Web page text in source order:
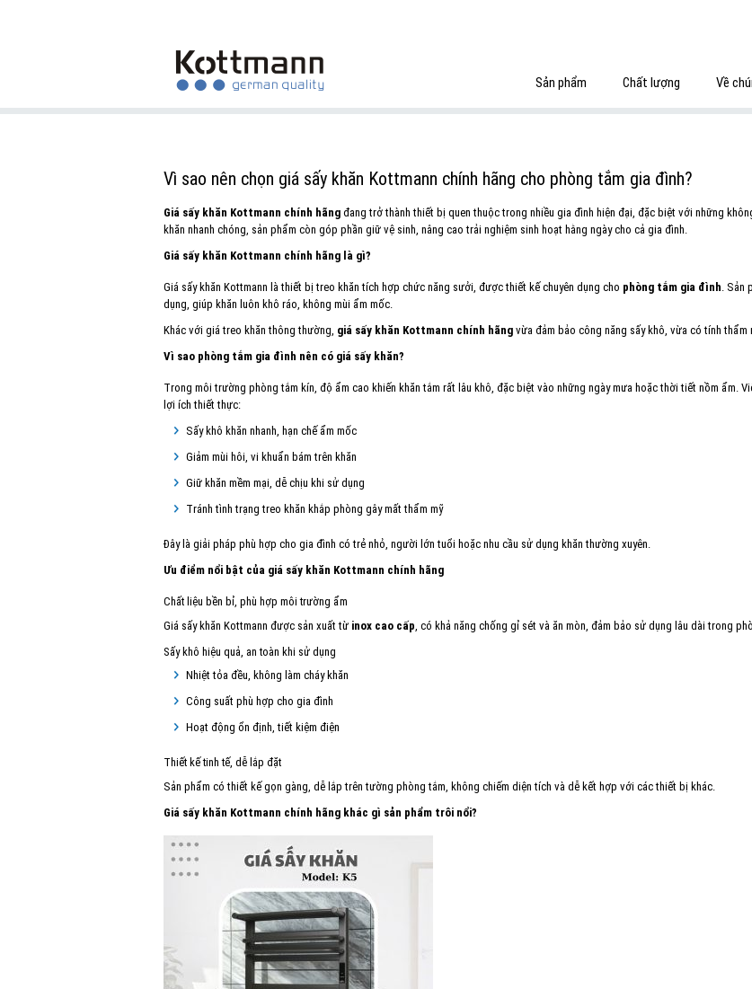
Sản phẩm Chất lượng Về
Vì sao nên chọn giá sấy khăn Kottmann chính hãng cho phòng tắm gia đình?
Giá sấy khăn Kottmann chính hãng đang trở thành thiết bị quen thuộc trong nhiều gia đình hiện đại, đặc biệt với những
khăn nhanh chóng, sản phẩm còn góp phần giữ vệ sinh, nâng cao trải nghiệm sinh hoạt hằng ngày cho cả gia đình.
Giá sấy khăn Kottmann chính hãng là gì?
Giá sấy khăn Kottmann là thiết bị treo khăn tích hợp chức năng sưởi, được thiết kế chuyên dụng cho phòng tắm gia đình. Sản
dụng, giúp khăn luôn khô ráo, không mùi ẩm mốc.
Khác với giá treo khăn thông thường, giá sấy khăn Kottmann chính hãng vừa đảm bảo công năng sấy khô, vừa có tính
Vì sao phòng tắm gia đình nên có giá sấy khăn?
Trong môi trường phòng tắm kín, độ ẩm cao khiến khăn tắm rất lâu khô, đặc biệt vào những ngày mưa hoặc thời tiết nồm ẩm.
lợi ích thiết thực:
Sấy khô khăn nhanh, hạn chế ẩm mốc
Giảm mùi hôi, vi khuẩn bám trên khăn
Giữ khăn mềm mại, dễ chịu khi sử dụng
Tránh tình trạng treo khăn khắp phòng gây mất thẩm mỹ
Đây là giải pháp phù hợp cho gia đình có trẻ nhỏ, người lớn tuổi hoặc nhu cầu sử dụng khăn thường xuyên.
Ưu điểm nổi bật của giá sấy khăn Kottmann chính hãng
Chất liệu bền bỉ, phù hợp môi trường ẩm
Giá sấy khăn Kottmann được sản xuất từ inox cao cấp , có khả năng chống gỉ sét và ăn mòn, đảm bảo sử dụng lâu dài trong
Sấy khô hiệu quả, an toàn khi sử dụng
Nhiệt tỏa đều, không làm cháy khăn
Công suất phù hợp cho gia đình
Hoạt động ổn định, tiết kiệm điện
Thiết kế tinh tế, dễ lắp đặt
Sản phẩm có thiết kế gọn gàng, dễ lắp trên tường phòng tắm, không chiếm diện tích và dễ kết hợp với các thiết bị khác.
Giá sấy khăn Kottmann chính hãng khác gì sản phẩm trôi nổi?